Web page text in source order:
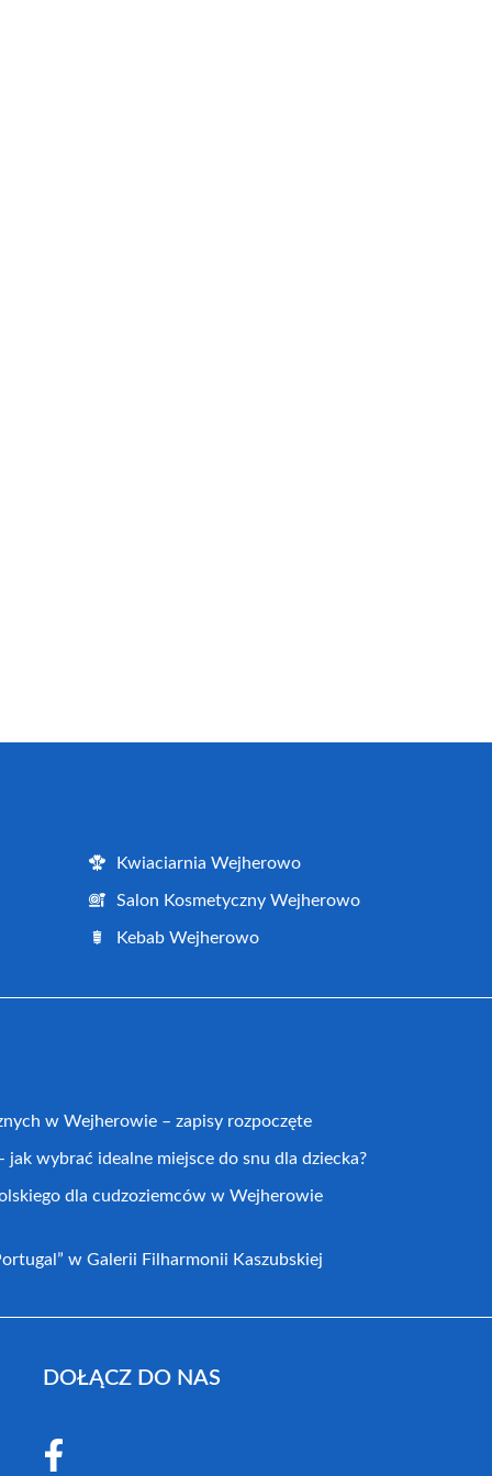
Kwiaciarnia Wejherowo
Salon Kosmetyczny Wejherowo
Kebab Wejherowo
w Wejherowie – zapisy rozpoczęte
jak wybrać idealne miejsce do snu dla dziecka?
dla cudzoziemców w Wejherowie
w Galerii Filharmonii Kaszubskiej
DOŁĄCZ DO NAS